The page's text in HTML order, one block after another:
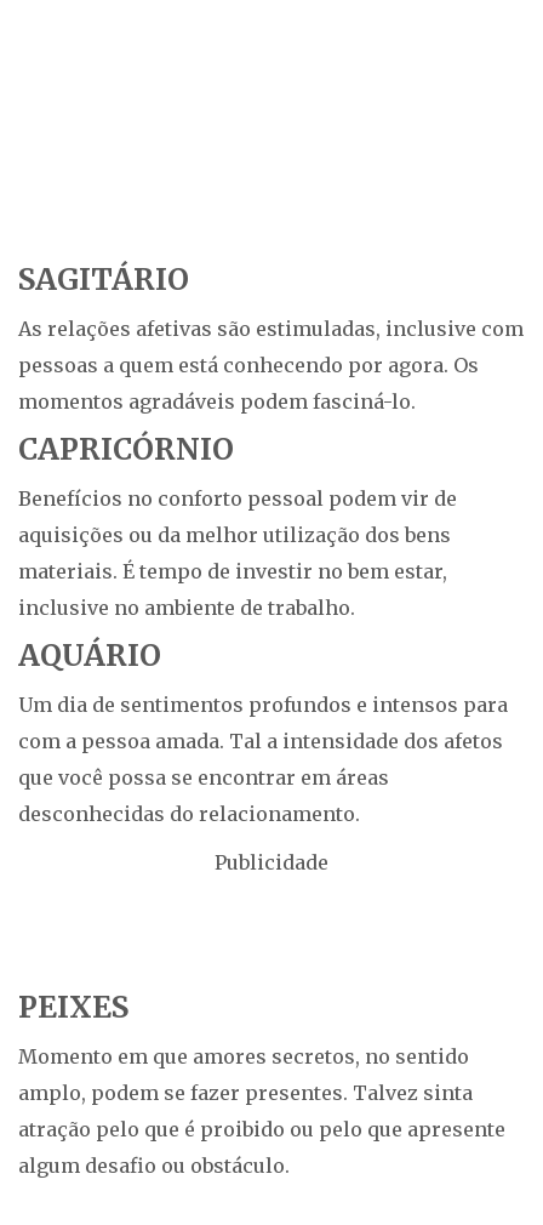
SAGITÁRIO
As relações afetivas são estimuladas, inclusive com
pessoas a quem está conhecendo por agora. Os
momentos agradáveis podem fasciná-lo.
CAPRICÓRNIO
Benefícios no conforto pessoal podem vir de
aquisições ou da melhor utilização dos bens
materiais. É tempo de investir no bem estar,
inclusive no ambiente de trabalho.
AQUÁRIO
Um dia de sentimentos profundos e intensos para
com a pessoa amada. Tal a intensidade dos afetos
que você possa se encontrar em áreas
desconhecidas do relacionamento.
Publicidade
PEIXES
Momento em que amores secretos, no sentido
amplo, podem se fazer presentes. Talvez sinta
atração pelo que é proibido ou pelo que apresente
algum desafio ou obstáculo.